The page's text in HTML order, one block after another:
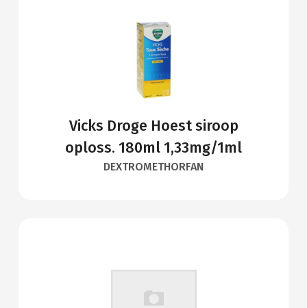
Vicks Droge Hoest siroop
oploss. 180ml 1,33mg/1ml
DEXTROMETHORFAN